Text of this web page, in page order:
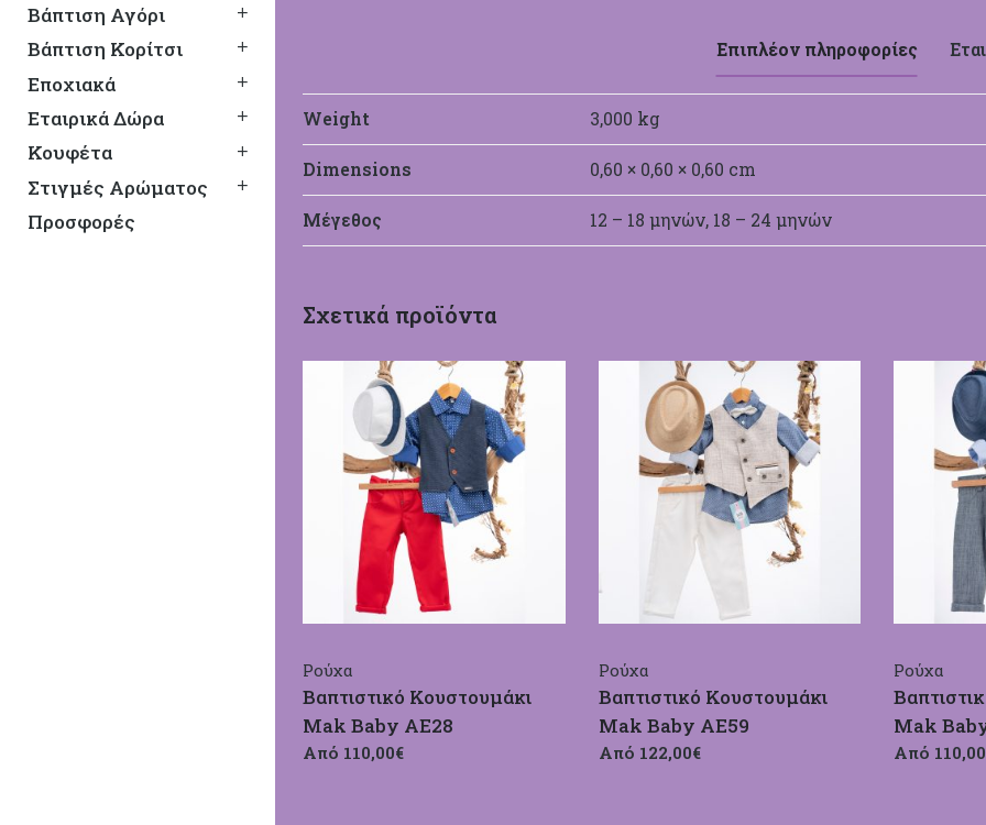
Βάπτιση Αγόρι
Βάπτιση Κορίτσι
Εποχιακά
Εταιρικά Δώρα
Κουφέτα
Στιγμές Αρώματος
Προσφορές
Επιπλέον πληροφορίες
Weight 3,000 kg
Dimensions 0,60 × 0,60 × 0,60 cm
Μέγεθος 12 – 18 μηνών, 18 – 24 μηνών
Mak Baby
Σχετικά προϊόντα
Ρούχα
Βαπτιστικό Κουστουμάκι
Mak Baby ΑΕ28
Από 110,00€
Ρούχα
Βαπτιστικό Κουστουμάκι
Mak Baby ΑΕ59
Από 122,00€
Ρούχα
Mak
Από